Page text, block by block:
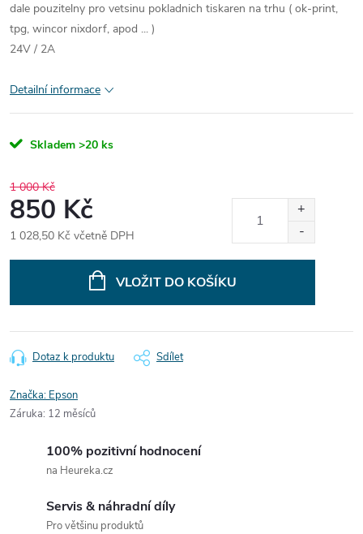
dale pouzitelny pro vetsinu pokladnich tiskaren na trhu ( ok-print,
tpg, wincor nixdorf, apod ... )
24V / 2A
Detailní informace
Skladem >20 ks
1 000 Kč
850 Kč
1 028,50 Kč včetně DPH
VLOŽIT DO KOŠÍKU
Dotaz k produktu Sdílet
Značka: Epson
Záruka: 12 měsíců
100% pozitivní hodnocení
na Heureka.cz
Servis & náhradní díly
Pro většinu produktů